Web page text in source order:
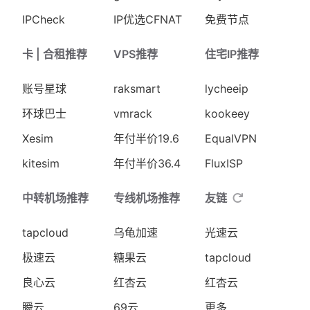
IPCheck
IP优选CFNAT
免费节点
卡 | 合租推荐
账号星球
环球巴士
Xesim
kitesim
VPS推荐
raksmart
vmrack
年付半价19.6
年付半价36.4
住宅IP推荐
lycheeip
kookeey
EqualVPN
FluxISP
中转机场推荐
tapcloud
极速云
良心云
瞬云
专线机场推荐
乌龟加速
糖果云
红杏云
69云
友链
光速云
tapcloud
红杏云
更多